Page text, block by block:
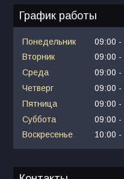
График работы
Понедельник 09:00
Вторник
09:00
Среда
09:00
Четверг
09:00
Пятница
09:00
Суббота
09:00
Воскресенье
10:00